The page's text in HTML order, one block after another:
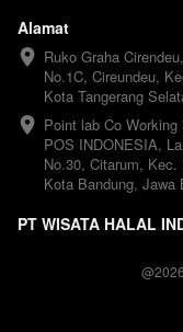
Alamat
Ruko Graha
No.1C, Cireundeu,
Kota Tangerang
Point lab Co
POS INDONESIA,
No.30, Citarum, Kec.
Kota Bandung, Jawa
PT WISATA HALAL
@2026